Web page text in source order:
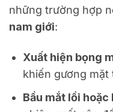
những trường hợp
nam giới:
Xuất hiện bọng
khiến gương
Bầu mắt lồi hoặc